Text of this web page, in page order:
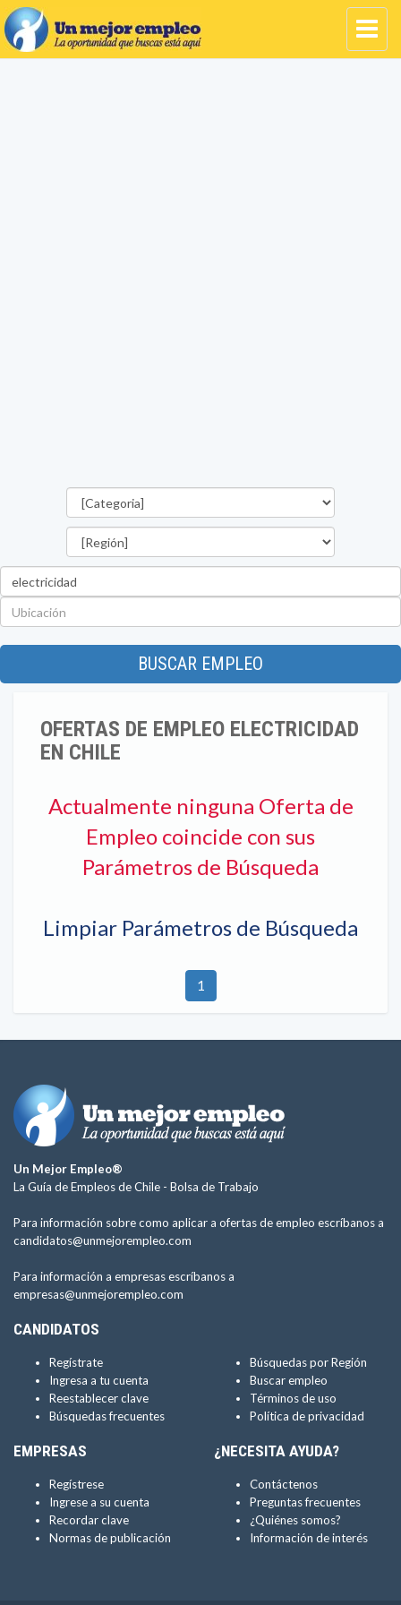
BUSCAR EMPLEO
OFERTAS DE EMPLEO ELECTRICIDAD
EN CHILE
Actualmente ninguna Oferta de
Empleo coincide con sus
Parámetros de Búsqueda
Limpiar Parámetros de Búsqueda
1
Un Mejor Empleo®
La Guía de Empleos de Chile - Bolsa de Trabajo
Para información sobre como aplicar a ofertas de empleo escríbanos a
candidatos@unmejorempleo.com
Para información a empresas escríbanos a
empresas@unmejorempleo.com
CANDIDATOS
Regístrate
Ingresa a tu cuenta
Reestablecer clave
Búsquedas frecuentes
Búsquedas por Región
Buscar empleo
Términos de uso
Política de privacidad
EMPRESAS
Regístrese
Ingrese a su cuenta
Recordar clave
Normas de publicación
¿NECESITA AYUDA?
Contáctenos
Preguntas frecuentes
¿Quiénes somos?
Información de interés